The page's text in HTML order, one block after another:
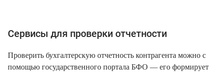
Сервисы для проверки отчетности
Проверить бухгалтерскую отчетность контрагента можно с
помощью государственного портала БФО — его формирует